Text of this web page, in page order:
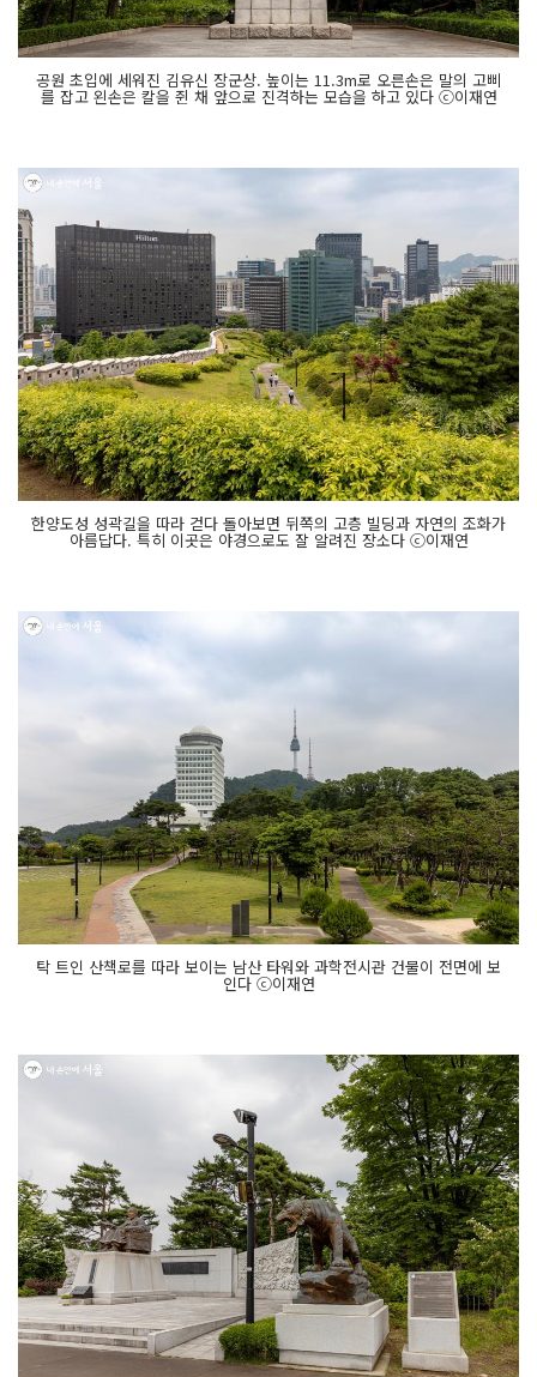
공원 초입에 세워진 김유신 장군상. 높이는 11.3m로 오른손은 말의 고삐
를 잡고 왼손은 칼을 쥔 채 앞으로 진격하는 모습을 하고 있다 ⓒ이재연
한양도성 성곽길을 따라 걷다 돌아보면 뒤쪽의 고층 빌딩과 자연의 조화가
아름답다. 특히 이곳은 야경으로도 잘 알려진 장소다 ⓒ이재연
탁 트인 산책로를 따라 보이는 남산 타워와 과학전시관 건물이 전면에 보
인다 ⓒ이재연